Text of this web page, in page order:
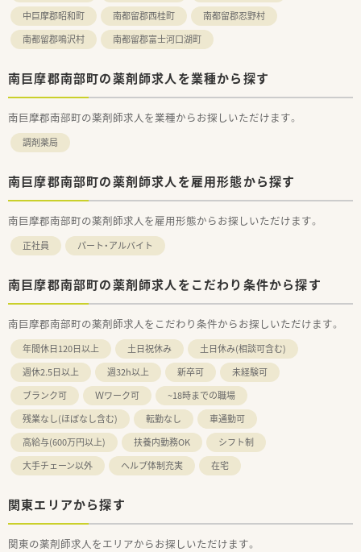
中巨摩郡昭和町
南都留郡西桂町
南都留郡忍野村
南都留郡鳴沢村
南都留郡富士河口湖町
南巨摩郡南部町の薬剤師求人を業種から探す
南巨摩郡南部町の薬剤師求人を業種からお探しいただけます。
調剤薬局
南巨摩郡南部町の薬剤師求人を雇用形態から探す
南巨摩郡南部町の薬剤師求人を雇用形態からお探しいただけます。
正社員 パート・アルバイト
南巨摩郡南部町の薬剤師求人をこだわり条件から探す
南巨摩郡南部町の薬剤師求人をこだわり条件からお探しいただけます。
年間休日120日以上 土日祝休み
土日休み(相談可含む)
週休2.5日以上
週32h以上 新卒可
未経験可
ブランク可
Ｗワーク可
~18時までの職場
残業なし(ほぼなし含む)
転勤なし
車通勤可
高給与(600万円以上)
扶養内勤務OK
シフト制
大手チェーン以外
ヘルプ体制充実 在宅
関東エリアから探す
関東の薬剤師求人をエリアからお探しいただけます。